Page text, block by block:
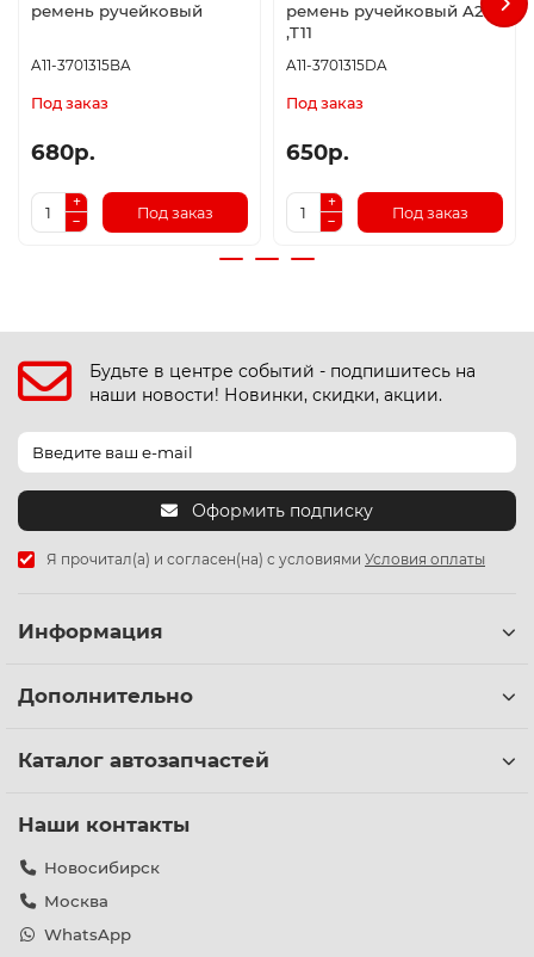
ремень ручейковый
A11-3701315BA
Под заказ
680р.
Под заказ
ремень ручейковый A21
,T11
A11-3701315DA
Под заказ
650р.
Под заказ
Будьте в центре событий - подпишитесь на
наши новости! Новинки, скидки, акции.
Оформить подписку
Я прочитал(а) и согласен(на) с условиями Условия оплаты
Информация
Дополнительно
Каталог автозапчастей
Наши контакты
Новосибирск
Москва
WhatsApp